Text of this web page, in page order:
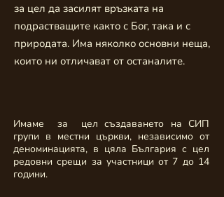
за цел да засилят връзката на
подрастващите както с Бог, така и с
природата. Има няколко основни неща,
които ни отличават от останалите.
Имаме за цел създаването на СИП
групи в местни църкви, независимо от
деноминацията, в цяла България с цел
редовни срещи за участници от 7 до 14
години.